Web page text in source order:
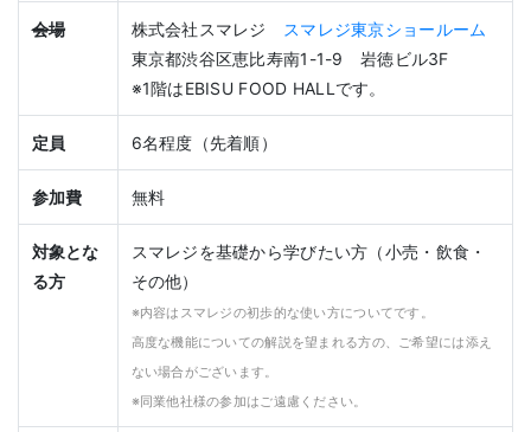
会場 株式会社スマレジ
スマレジ東京ショールーム
東京都渋谷区恵比寿南1-1-9 岩徳ビル3F
※1階はEBISU FOOD HALLです。
定員 6名程度（先着順）
参加費 無料
対象とな
る方
スマレジを基礎から学びたい方（小売・飲食・
その他）
※内容はスマレジの初歩的な使い方についてです。
高度な機能についての解説を望まれる方の、ご希望には添え
ない場合がございます。
※同業他社様の参加はご遠慮ください。